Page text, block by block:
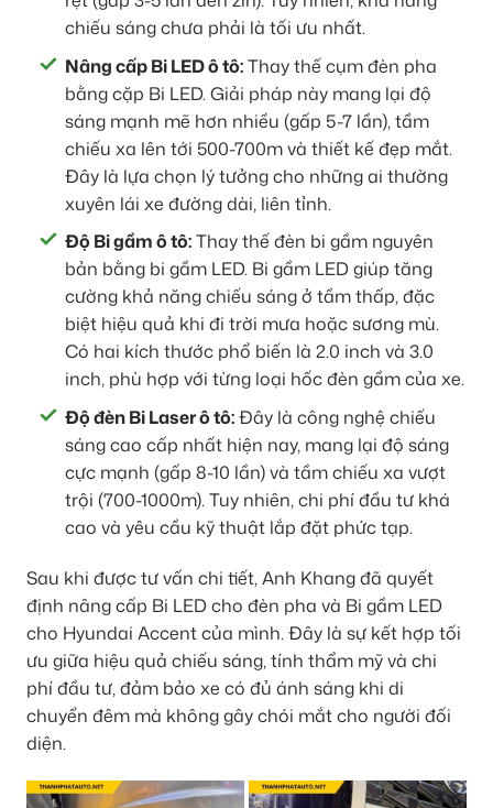
chiếu sáng chưa phải là tối ưu nhất.
Nâng cấp Bi LED ô tô:Thay thế cụm đèn pha
bằng cặp Bi LED. Giải pháp này mang lại độ
sáng mạnh mẽ hơn nhiều (gấp 5-7 lần), tầm
chiếu xa lên tới 500-700m và thiết kế đẹp mắt.
Đây là lựa chọn lý tưởng cho những ai thường
xuyên lái xe đường dài, liên tỉnh.
Độ Bi gầm ô tô:Thay thế đèn bi gầm nguyên
bản bằng bi gầm LED. Bi gầm LED giúp tăng
cường khả năng chiếu sáng ở tầm thấp, đặc
biệt hiệu quả khi đi trời mưa hoặc sương mù.
Có hai kích thước phổ biến là 2.0 inch và 3.0
inch, phù hợp với từng loại hốc đèn gầm của xe.
Độ đèn Bi Laser ô tô:Đây là công nghệ chiếu
sáng cao cấp nhất hiện nay, mang lại độ sáng
cực mạnh (gấp 8-10 lần) và tầm chiếu xa vượt
trội (700-1000m). Tuy nhiên, chi phí đầu tư khá
cao và yêu cầu kỹ thuật lắp đặt phức tạp.
Sau khi được tư vấn chi tiết, Anh Khang đã quyết
định nâng cấp Bi LED cho đèn pha và Bi gầm LED
cho Hyundai Accent của mình. Đây là sự kết hợp tối
ưu giữa hiệu quả chiếu sáng, tính thẩm mỹ và chi
phí đầu tư, đảm bảo xe có đủ ánh sáng khi di
chuyển đêm mà không gây chói mắt cho người đối
diện.